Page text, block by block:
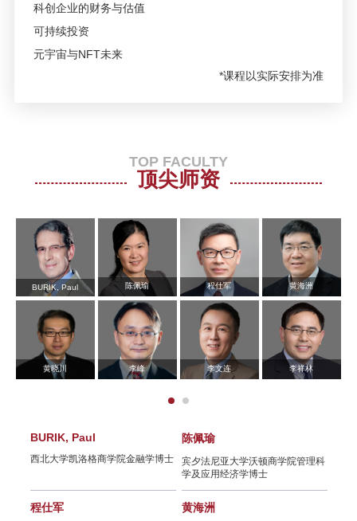
科创企业的财务与估值
可持续投资
元宇宙与NFT未来
*课程以实际安排为准
TOP FACULTY
顶尖师资
BURIK, Paul 陈佩瑜 程仕军 黄海洲
黄晓川 李峰 李文连 李祥林
BURIK, Paul
西北大学凯洛格商学院金融学博士
陈佩瑜
宾夕法尼亚大学沃顿商学院管理科
学及应用经济学博士
程仕军 黄海洲
全球投资新机遇—9月15日/北京
9月4日 | SAIF金融EMBA/EE/DBA
讲座
活动报名 | 知识创造力量，李若谷
先生闭门分享会
SAIF学术支持秦朔朋友圈首场金融
沙龙—8月8日/上海
席经济学家彭文生分享《渐行渐近
SAIF金融EMBA/EE/DBA招生说明
会暨备战2019 EMBA管理类联考指
导讲座